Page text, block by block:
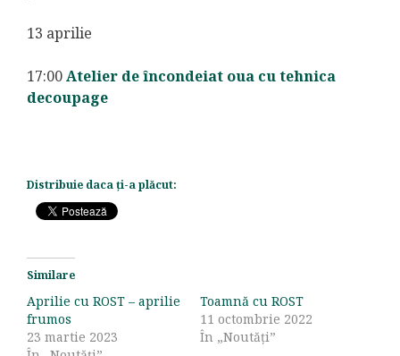
13 aprilie
17:00Atelier de încondeiat oua cu tehnica
decoupage
Distribuie daca ți-a plăcut:
Similare
Aprilie cu ROST – aprilie
frumos
23 martie 2023
Toamnă cu ROST
11 octombrie 2022
În „Noutăți”